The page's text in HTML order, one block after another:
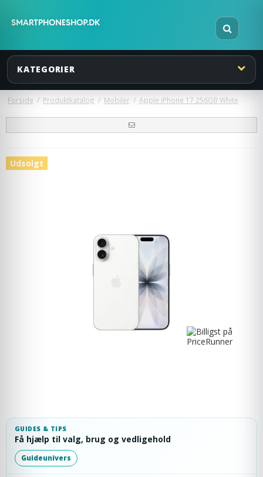
KATEGORIER
Forside / Produktkatalog / Mobiler / Apple iPhone 17 256GB White
Udsolgt
GUIDES & TIPS
Få hjælp til valg, brug og vedligehold
Guideunivers